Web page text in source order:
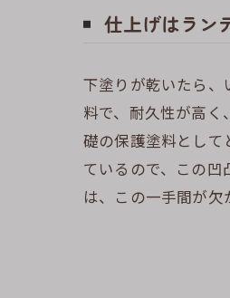
仕上げはラン
下塗りが乾いたら、
料で、耐久性が高
礎の保護塗料として
ているので、この
は、この一手間が欠